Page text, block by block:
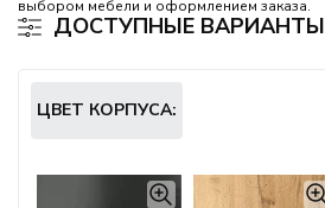
выбором мебели и оформлением заказа.
ДОСТУПНЫЕ ВАРИАНТЫ
ЦВЕТ КОРПУСА: